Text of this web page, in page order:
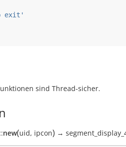
exit'
sind Thread-sicher.
::new(uid, ipcon) →